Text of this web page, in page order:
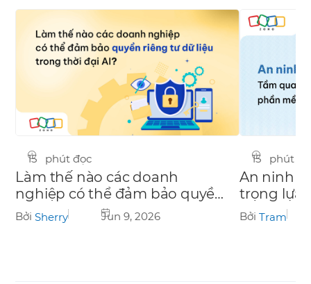
15 phút đọc
Làm thế nào các doanh
nghiệp có thể đảm bảo quyền
riêng tư dữ liệu trong thời đại
BởiSherry Jun 9, 2026
15 phút
An ninh
trọng lựa
toàn
Bởi Tram